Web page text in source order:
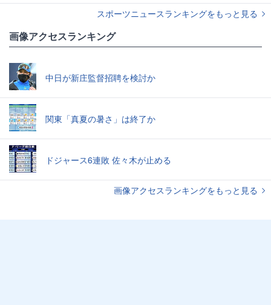
スポーツニュースランキングをもっと見る
画像アクセスランキング
中日が新庄監督招聘を検討か
関東「真夏の暑さ」は終了か
ドジャース6連敗 佐々木が止める
画像アクセスランキングをもっと見る